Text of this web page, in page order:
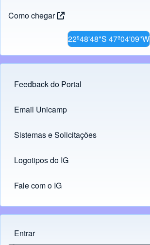
Como chegar
22º48'48"S 47º04'09"W
Footer menu
Feedback do Portal
Links
Email Unicamp
(opens in new tab)
Sistemas e Solicitações
(opens in new tab)
Logotipos do IG
(opens in new tab)
Fale com o IG
Menu do usuário
Entrar